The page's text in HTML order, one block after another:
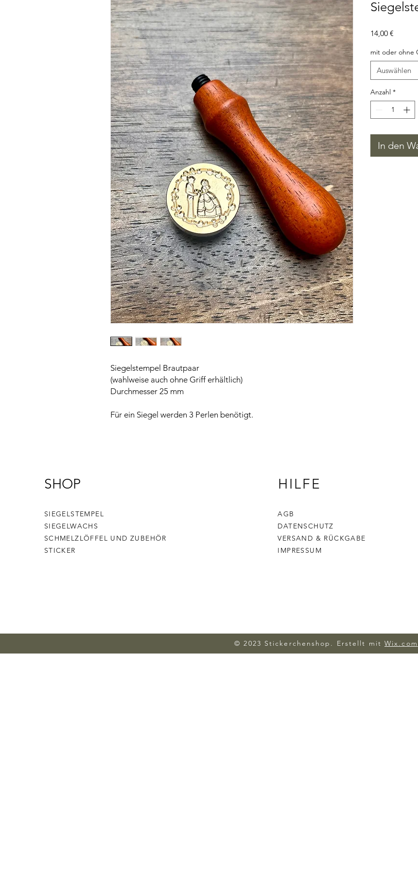
Siegelstempel Brautpaar
(wahlweise auch ohne Griff erhältlich)
Durchmesser 25 mm
Für ein Siegel werden 3 Perlen benötigt.
14,00 €
mit oder ohne
Auswählen
Anzahl *
In den
SHOP
SIEGELSTEMPEL
SIEGELWACHS
SCHMELZLÖFFEL UND ZUBEHÖR
STICKER
HILFE
AGB
DATENSCHUTZ
VERSAND & RÜCKGABE
IMPRESSUM
© 2023 Stickerchenshop. Erstellt mit Wix.com